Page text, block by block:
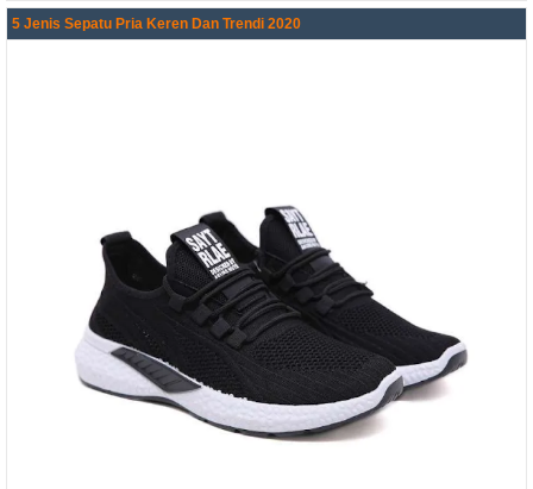
5 Jenis Sepatu Pria Keren Dan Trendi 2020